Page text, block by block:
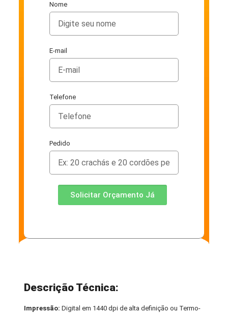
Nome
E-mail
Telefone
Pedido
Solicitar Orçamento Já
Descrição Técnica:
Impressão: Digital em 1440 dpi de alta definição ou Termo-